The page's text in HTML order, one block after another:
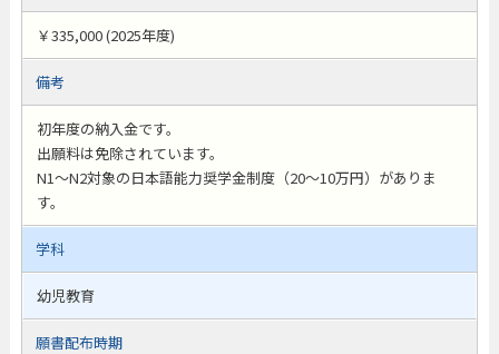
￥335,000 (2025年度)
備考
初年度の納入金です。
出願料は免除されています。
N1～N2対象の日本語能力奨学金制度（20～10万円）がありま
す。
学科
幼児教育
願書配布時期